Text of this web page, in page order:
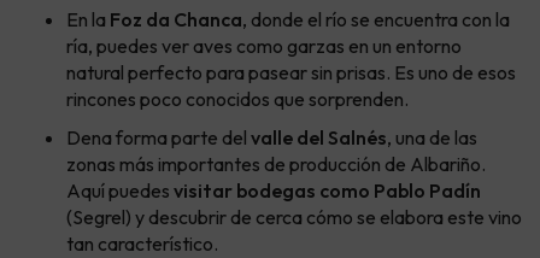
En la Foz da Chanca, donde el río se encuentra con la
ría, puedes ver aves como garzas en un entorno
natural perfecto para pasear sin prisas. Es uno de esos
rincones poco conocidos que sorprenden.
Dena forma parte del valle del Salnés, una de las
zonas más importantes de producción de Albariño.
Aquí puedes visitar bodegas como Pablo Padín
(Segrel) y descubrir de cerca cómo se elabora este vino
tan característico.